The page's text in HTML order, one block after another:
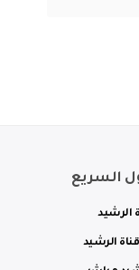
السريع
الرشيد
الرشيد